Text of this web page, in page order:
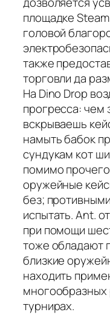
площадке
головой
также
торговли да
На Dino Drop
прогресса: чем
вскрываешь
намыть бабок
сундукам кот
помимо
оружейные
без;
испытать. Ant.
при помощи
тоже обладают
близкие
находить
турнирах.